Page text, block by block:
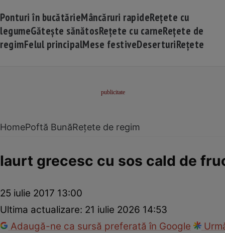
Ponturi în bucătărieMâncăruri rapideRețete cu
legumeGătește sănătosRețete cu carneRețete de
regimFelul principalMese festiveDeserturiRețete
HomePoftă BunăRețete de regim
Iaurt grecesc cu sos cald de
25 iulie 2017 13:00
Ultima actualizare: 21 iulie 2026 14:53
Adaugă-ne ca sursă preferată în Google